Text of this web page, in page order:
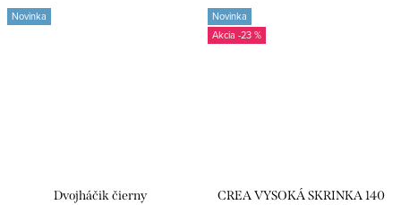
Novinka
Dvojháčik čierny
Novinka
-23 %
CREA VYSOKÁ SKRINKA 140